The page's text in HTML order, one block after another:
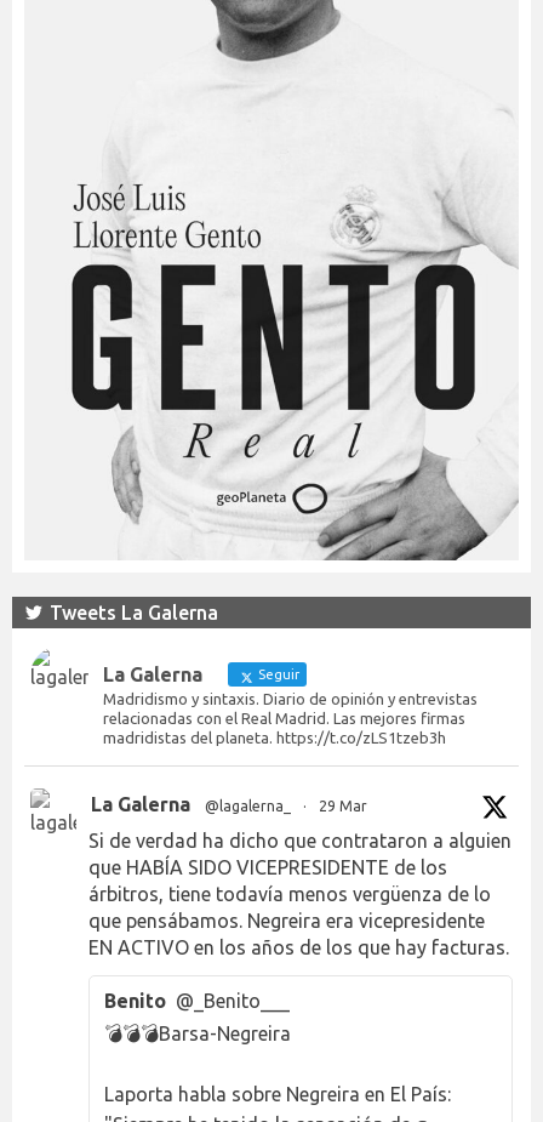
Tweets La Galerna
La Galerna Seguir
Madridismo y sintaxis. Diario de opinión y entrevistas
relacionadas con el Real Madrid. Las mejores firmas
madridistas del planeta. https://t.co/zLS1tzeb3h
La Galerna @lagalerna_ · 29 Mar
Si de verdad ha dicho que contrataron a alguien
que HABÍA SIDO VICEPRESIDENTE de los
árbitros, tiene todavía menos vergüenza de lo
que pensábamos. Negreira era vicepresidente
EN ACTIVO en los años de los que hay facturas.
Benito @_Benito___
💣💣💣Barsa-Negreira
Laporta habla sobre Negreira en El País: